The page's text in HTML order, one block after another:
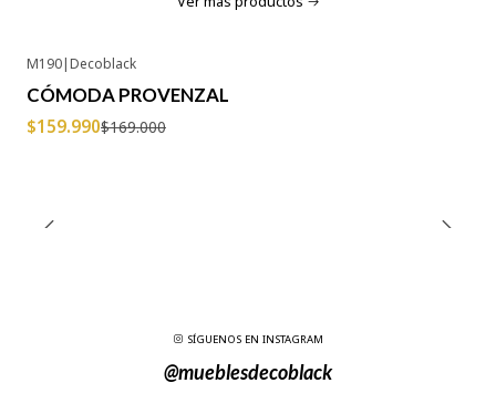
-5% OFF
Agotado
M190|Decoblack
CÓMODA PROVENZAL
$159.990$169.000
SÍGUENOS EN INSTAGRAM
@mueblesdecoblack